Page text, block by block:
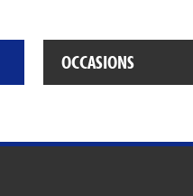
tijdperk
toekomst
OCCASIONS